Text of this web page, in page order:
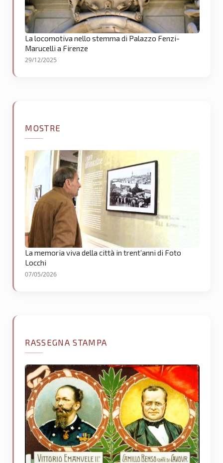
La locomotiva nello stemma di Palazzo Fenzi-
Marucelli a Firenze
29/12/2025
MOSTRE
La memoria viva della città in trent’anni di Foto
Locchi
07/05/2026
RASSEGNA STAMPA